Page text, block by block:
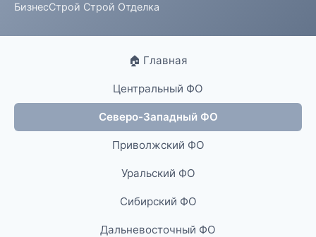
БизнесСтрой Строй Отделка
🏠 Главная
Центральный ФО
Северо-Западный ФО
Приволжский ФО
Уральский ФО
Сибирский ФО
Дальневосточный ФО